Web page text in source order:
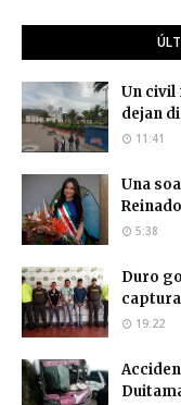
Un civil
dejan
11:41
Una
5:38
Duro
19:22